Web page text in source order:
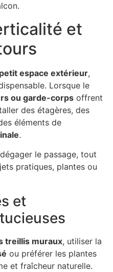
et
espace extérieur,
Lorsque le
ou garde-corps offrent
des étagères, des
éléments de
.
le passage, tout
pratiques, plantes ou
et
treillis muraux, utiliser la
ou préférer les plantes
et fraîcheur naturelle.